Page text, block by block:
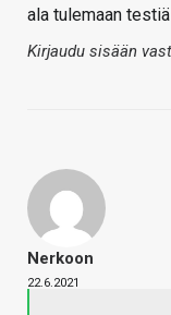
ala tulemaan
Kirjaudu sisään
Nerkoon
22.6.2021